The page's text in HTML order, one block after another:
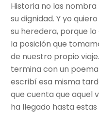
Historia no las
su dignidad. Y yo
su heredera, porque
la posición que
de nuestro propio
termina con un
escribí esa misma
que cuenta que aquel
ha llegado hasta